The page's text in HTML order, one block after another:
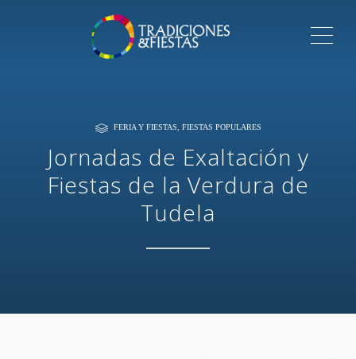
FERIA Y FIESTAS FIESTAS POPULARES
Jornadas de Exaltación y
Fiestas de la Verdura de
Tudela